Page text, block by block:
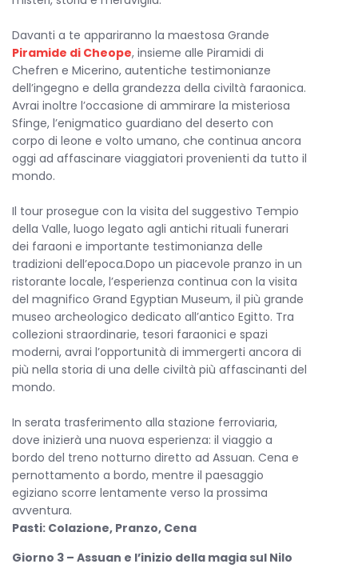
Davanti a te appariranno la maestosa Grande
Piramide di Cheope, insieme alle Piramidi di
Chefren e Micerino, autentiche testimonianze
dell’ingegno e della grandezza della civiltà faraonica.
Avrai inoltre l’occasione di ammirare la misteriosa
Sfinge, l’enigmatico guardiano del deserto con
corpo di leone e volto umano, che continua ancora
oggi ad affascinare viaggiatori provenienti da tutto il
mondo.
Il tour prosegue con la visita del suggestivo Tempio
della Valle, luogo legato agli antichi rituali funerari
dei faraoni e importante testimonianza delle
tradizioni dell’epoca.Dopo un piacevole pranzo in un
ristorante locale, l’esperienza continua con la visita
del magnifico Grand Egyptian Museum, il più grande
museo archeologico dedicato all’antico Egitto. Tra
collezioni straordinarie, tesori faraonici e spazi
moderni, avrai l’opportunità di immergerti ancora di
più nella storia di una delle civiltà più affascinanti del
mondo.
In serata trasferimento alla stazione ferroviaria,
dove inizierà una nuova esperienza: il viaggio a
bordo del treno notturno diretto ad Assuan. Cena e
pernottamento a bordo, mentre il paesaggio
egiziano scorre lentamente verso la prossima
avventura.
Pasti: Colazione, Pranzo, Cena
Giorno 3 – Assuan e l’inizio della magia sul Nilo